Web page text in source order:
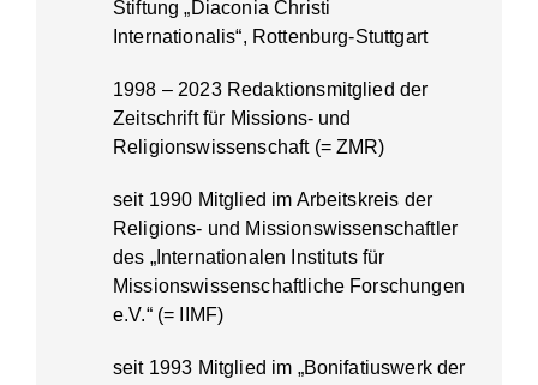
Stiftung „Diaconia Christi
Internationalis“, Rottenburg-Stuttgart
1998 – 2023 Redaktionsmitglied der
Zeitschrift für Missions- und
Religionswissenschaft (= ZMR)
seit 1990 Mitglied im Arbeitskreis der
Religions- und Missionswissenschaftler
des „Internationalen Instituts für
Missionswissenschaftliche Forschungen
e.V.“ (= IIMF)
seit 1993 Mitglied im „Bonifatiuswerk der